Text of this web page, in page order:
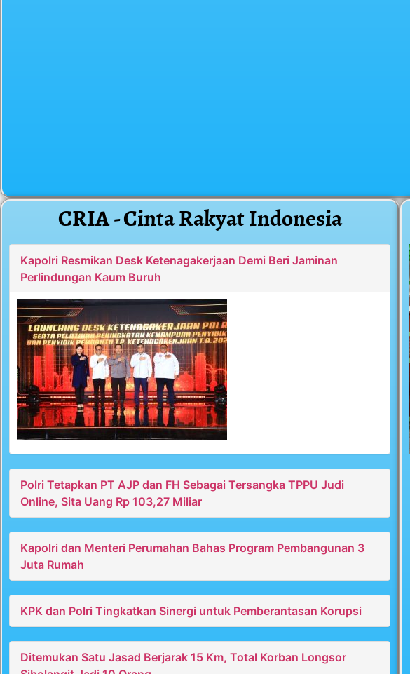
CRIA - Cinta Rakyat Indonesia
Kapolri Resmikan Desk Ketenagakerjaan Demi Beri Jaminan
Perlindungan Kaum Buruh
Polri Tetapkan PT AJP dan FH Sebagai Tersangka TPPU Judi
Online, Sita Uang Rp 103,27 Miliar
Kapolri dan Menteri Perumahan Bahas Program Pembangunan 3
Juta Rumah
KPK dan Polri Tingkatkan Sinergi untuk Pemberantasan Korupsi
Ditemukan Satu Jasad Berjarak 15 Km, Total Korban Longsor